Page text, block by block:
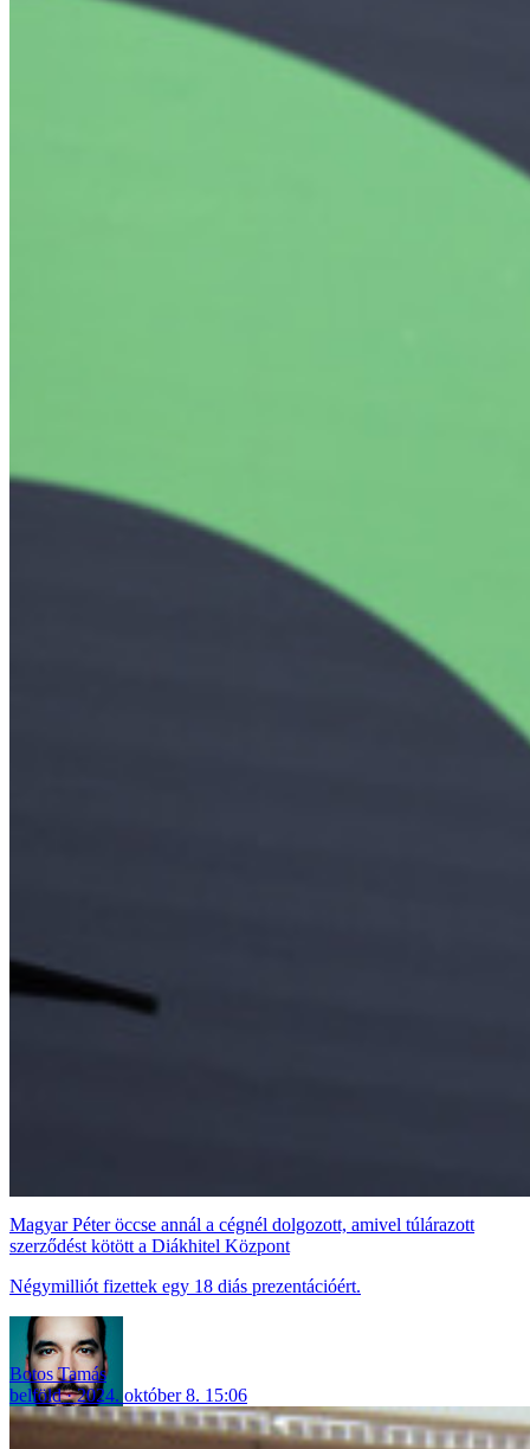
Magyar Péter öccse annál a cégnél dolgozott, amivel túlárazott
szerződést kötött a Diákhitel Központ
Négymilliót fizettek egy 18 diás prezentációért.
Botos Tamás
belföld
2024. október 8. 15:06